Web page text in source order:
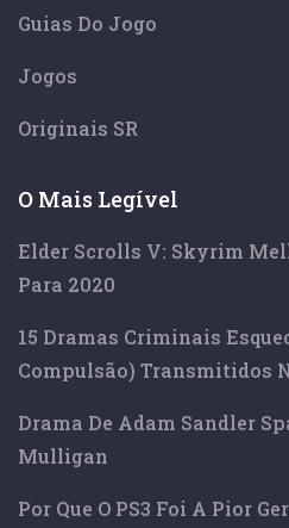
Guias Do Jogo
Jogos
Originais SR
O Mais Legível
Elder Scrolls V: Skyrim
Para 2020
15 Dramas Criminais
Compulsão) Transmitidos
Drama De Adam Sandler
Mulligan
Por Que O PS3 Foi A Pior